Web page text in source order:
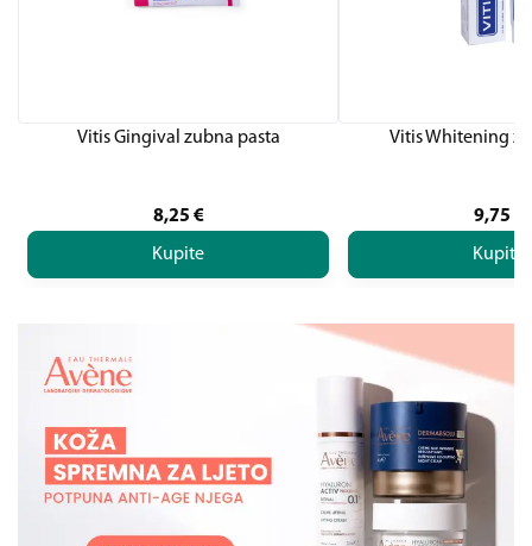
Vitis Gingival zubna pasta
8,25 €
Kupite
Vitis Whitening
9,75
Kupite